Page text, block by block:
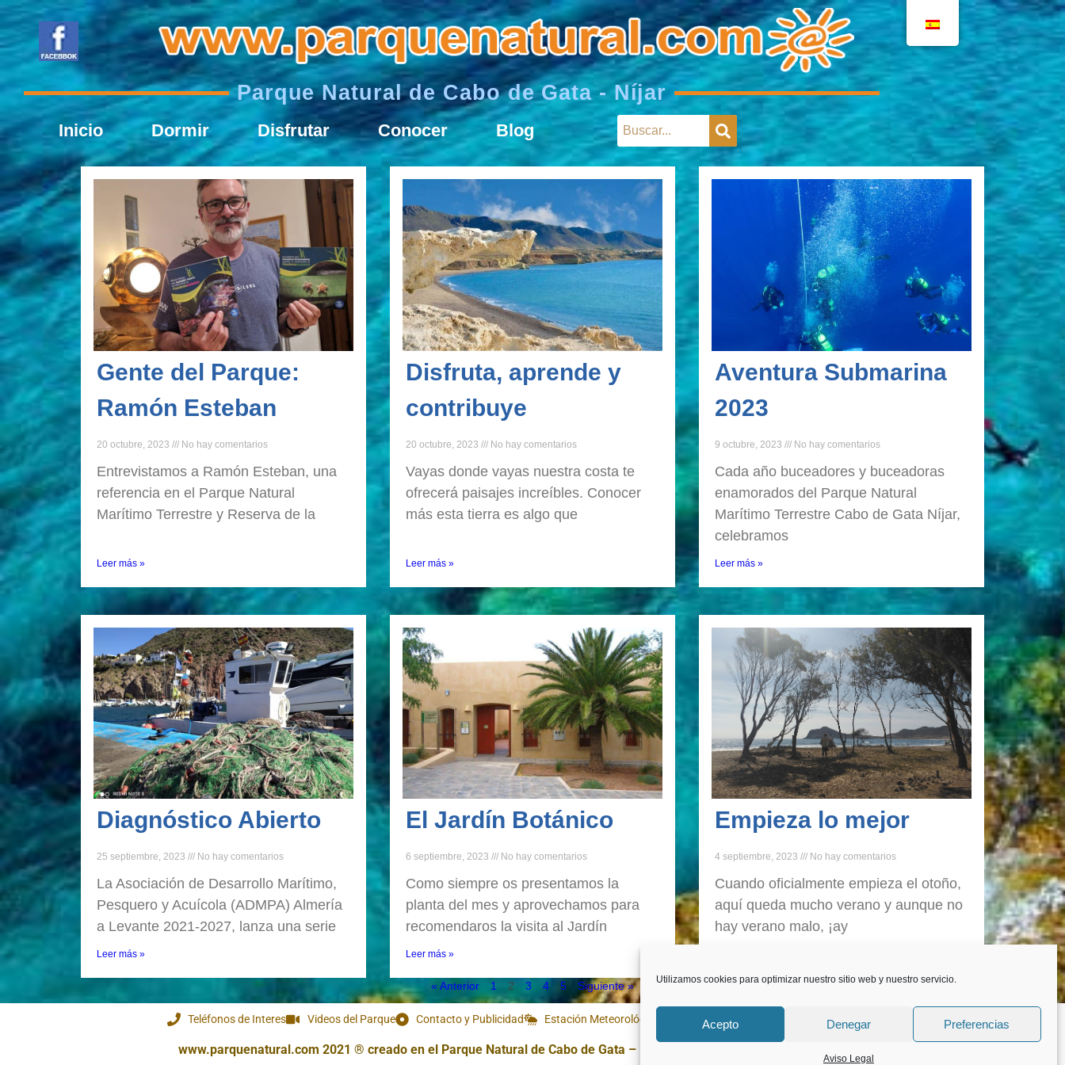
Utilizamos cookies para optimizar nuestro sitio web y nuestro servicio.
Acepto Denegar Preferencias
Aviso Legal
Parque Natural de Cabo de Gata - Níjar
Inicio Dormir Disfrutar Conocer Blog
Gente del Parque:
Ramón Esteban
20 octubre, 2023 No hay comentarios
Entrevistamos a Ramón Esteban, una
referencia en el Parque Natural
Marítimo Terrestre y Reserva de la
Leer más »
Disfruta, aprende y
contribuye
20 octubre, 2023 No hay comentarios
Vayas donde vayas nuestra costa te
ofrecerá paisajes increíbles. Conocer
más esta tierra es algo que
Leer más »
Aventura Submarina
2023
9 octubre, 2023 No hay comentarios
Cada año buceadores y buceadoras
enamorados del Parque Natural
Marítimo Terrestre Cabo de Gata Níjar,
celebramos
Leer más »
Diagnóstico Abierto
25 septiembre, 2023 No hay comentarios
La Asociación de Desarrollo Marítimo,
Pesquero y Acuícola (ADMPA) Almería
a Levante 2021-2027, lanza una serie
Leer más »
El Jardín Botánico
6 septiembre, 2023 No hay comentarios
Como siempre os presentamos la
planta del mes y aprovechamos para
recomendaros la visita al Jardín
Leer más »
Empieza lo mejor
4 septiembre, 2023 No hay comentarios
Cuando oficialmente empieza el otoño,
aquí queda mucho verano y aunque no
hay verano malo, ¡ay
« Anterior 1 2 3 4 5 Siguiente »
Teléfonos de Interes Videos del Parque Contacto y Publicidad Estación Meteorológica Webcam en directo
www.parquenatural.com 2021 ® creado en el Parque Natural de Cabo de Gata – Níjar – Almería